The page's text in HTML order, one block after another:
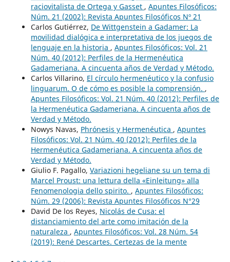
raciovitalista de Ortega y Gasset , Apuntes Filosóficos:
Núm. 21 (2002): Revista Apuntes Filosóficos Nº 21
Carlos Gutiérrez, De Wittgenstein a Gadamer: La
movilidad dialógica e interpretativa de los juegos de
lenguaje en la historia , Apuntes Filosóficos: Vol. 21
Núm. 40 (2012): Perfiles de la Hermenéutica
Gadameriana. A cincuenta años de Verdad y Método.
Carlos Villarino, El círculo hermenéutico y la confusio
linguarum. O de cómo es posible la comprensión. ,
Apuntes Filosóficos: Vol. 21 Núm. 40 (2012): Perfiles de
la Hermenéutica Gadameriana. A cincuenta años de
Verdad y Método.
Nowys Navas, Phrónesis y Hermenéutica , Apuntes
Filosóficos: Vol. 21 Núm. 40 (2012): Perfiles de la
Hermenéutica Gadameriana. A cincuenta años de
Verdad y Método.
Giulio F. Pagallo, Variazioni hegeliane su un tema di
Marcel Proust: una lettura della «Einleitung» alla
Fenomenologia dello spirito. , Apuntes Filosóficos:
Núm. 29 (2006): Revista Apuntes Filosóficos N°29
David De los Reyes, Nicolás de Cusa: el
distanciamiento del arte como imitación de la
naturaleza , Apuntes Filosóficos: Vol. 28 Núm. 54
(2019): René Descartes. Certezas de la mente